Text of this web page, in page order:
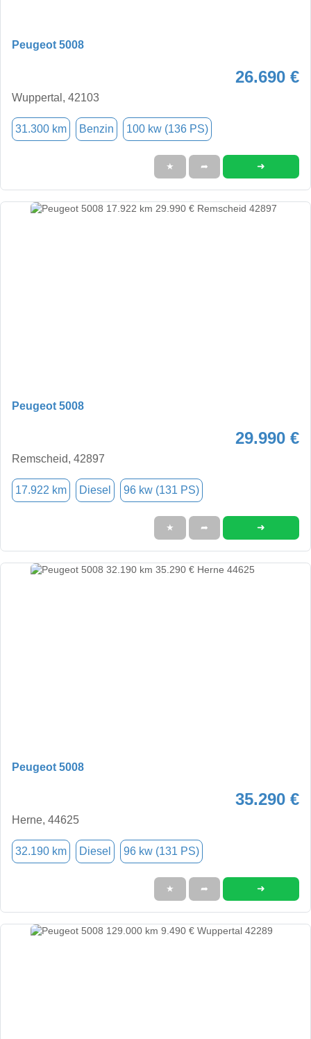
Peugeot 5008
26.690 €
Wuppertal, 42103
31.300 km Benzin 100 kw (136 PS)
★ ➦ ➜
Peugeot 5008
29.990 €
Remscheid, 42897
17.922 km Diesel 96 kw (131 PS)
★ ➦ ➜
Peugeot 5008
35.290 €
Herne, 44625
32.190 km Diesel 96 kw (131 PS)
★ ➦ ➜